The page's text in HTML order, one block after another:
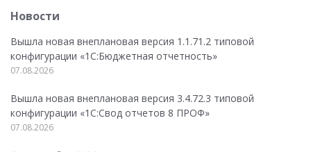
Новости
Вышла новая внеплановая версия 1.1.71.2 типовой
конфигурации «1C:Бюджетная отчетность»
07.08.2026
Вышла новая внеплановая версия 3.4.72.3 типовой
конфигурации «1C:Свод отчетов 8 ПРОФ»
07.08.2026